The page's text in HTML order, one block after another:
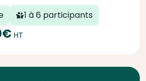
1 à 6 participants
HT